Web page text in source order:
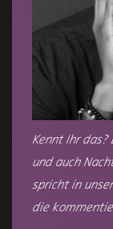
Kennt Ihr das?
und auch
spricht in
die